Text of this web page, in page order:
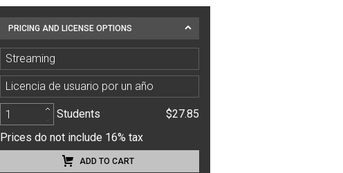
PRICING AND LICENSE OPTIONS
Streaming
Licencia de usuario por un año
Students
$27.85
Prices do not include 16% tax
ADD TO CART